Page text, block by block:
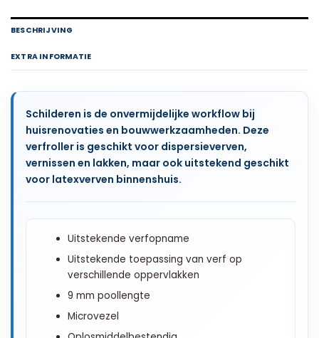
BESCHRIJVING
EXTRA INFORMATIE
Schilderen is de onvermijdelijke workflow bij
huisrenovaties en bouwwerkzaamheden. Deze
verfroller is geschikt voor dispersieverven,
vernissen en lakken, maar ook uitstekend geschikt
voor latexverven binnenshuis.
Uitstekende verfopname
Uitstekende toepassing van verf op
verschillende oppervlakken
9 mm poollengte
Microvezel